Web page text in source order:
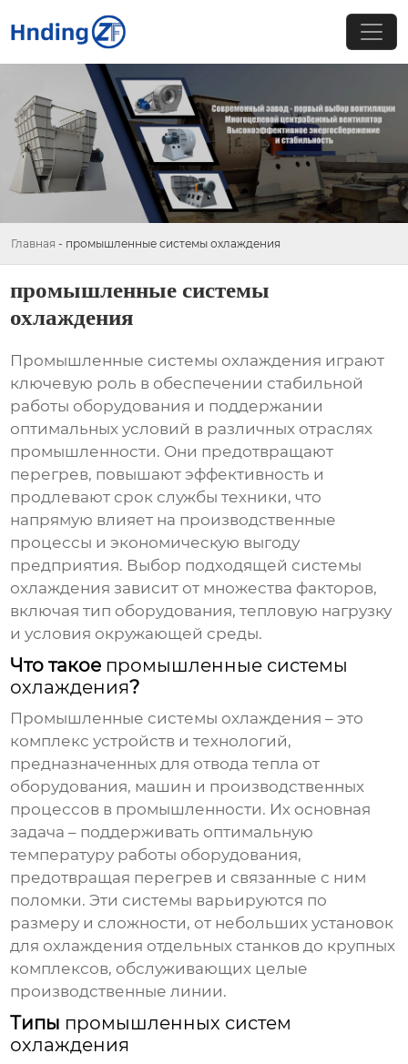
Главная - промышленные системы охлаждения
промышленные системы
охлаждения
Промышленные системы охлаждения играют
ключевую роль в обеспечении стабильной
работы оборудования и поддержании
оптимальных условий в различных отраслях
промышленности. Они предотвращают
перегрев, повышают эффективность и
продлевают срок службы техники, что
напрямую влияет на производственные
процессы и экономическую выгоду
предприятия. Выбор подходящей системы
охлаждения зависит от множества факторов,
включая тип оборудования, тепловую нагрузку
и условия окружающей среды.
Что такое промышленные системы
охлаждения?
Промышленные системы охлаждения – это
комплекс устройств и технологий,
предназначенных для отвода тепла от
оборудования, машин и производственных
процессов в промышленности. Их основная
задача – поддерживать оптимальную
температуру работы оборудования,
предотвращая перегрев и связанные с ним
поломки. Эти системы варьируются по
размеру и сложности, от небольших установок
для охлаждения отдельных станков до крупных
комплексов, обслуживающих целые
производственные линии.
Типы промышленных систем
охлаждения